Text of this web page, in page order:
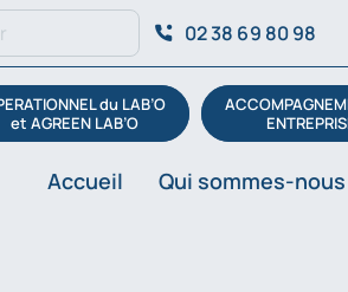
02 38 69 80 98
du LAB’O
et AGREEN LAB’O
Accueil Qui sommes-nous